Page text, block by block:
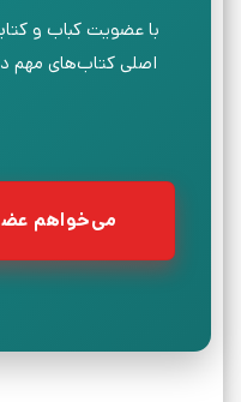
با عضویت کباب و
می‌خواهم